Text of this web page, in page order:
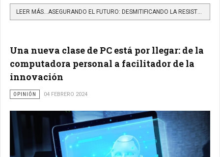
Una nueva clase de PC está por llegar: de la
computadora personal a facilitador de la
innovación
OPINIÓN 04 FEBRERO 2024